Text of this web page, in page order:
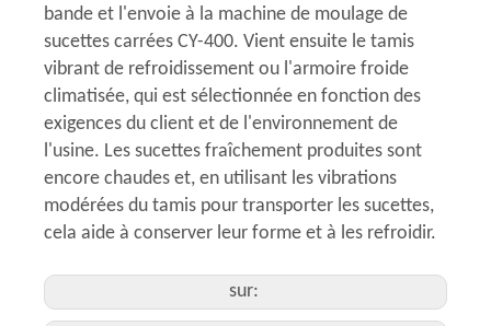
bande et l'envoie à la machine de moulage de
sucettes carrées CY-400. Vient ensuite le tamis
vibrant de refroidissement ou l'armoire froide
climatisée, qui est sélectionnée en fonction des
exigences du client et de l'environnement de
l'usine. Les sucettes fraîchement produites sont
encore chaudes et, en utilisant les vibrations
modérées du tamis pour transporter les sucettes,
cela aide à conserver leur forme et à les refroidir.
sur: